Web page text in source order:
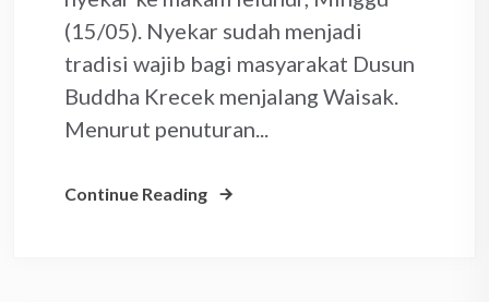
(15/05). Nyekar sudah menjadi
tradisi wajib bagi masyarakat Dusun
Buddha Krecek menjalang Waisak.
Menurut penuturan...
Continue Reading